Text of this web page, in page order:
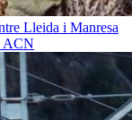
Lleida i Manresa
ACN